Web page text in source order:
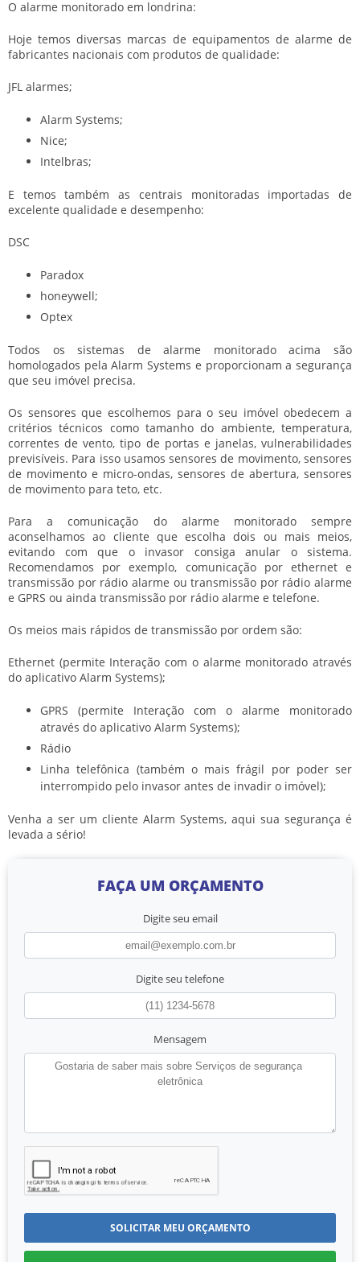
O alarme monitorado em londrina:
Hoje temos diversas marcas de equipamentos de alarme de
fabricantes nacionais com produtos de qualidade:
JFL alarmes;
Alarm Systems;
Nice;
Intelbras;
E temos também as centrais monitoradas importadas de
excelente qualidade e desempenho:
DSC
Paradox
honeywell;
Optex
Todos os sistemas de alarme monitorado acima são
homologados pela Alarm Systems e proporcionam a segurança
que seu imóvel precisa.
Os sensores que escolhemos para o seu imóvel obedecem a
critérios técnicos como tamanho do ambiente, temperatura,
correntes de vento, tipo de portas e janelas, vulnerabilidades
previsíveis. Para isso usamos sensores de movimento, sensores
de movimento e micro-ondas, sensores de abertura, sensores
de movimento para teto, etc.
Para a comunicação do alarme monitorado sempre
aconselhamos ao cliente que escolha dois ou mais meios,
evitando com que o invasor consiga anular o sistema.
Recomendamos por exemplo, comunicação por ethernet e
transmissão por rádio alarme ou transmissão por rádio alarme
e GPRS ou ainda transmissão por rádio alarme e telefone.
Os meios mais rápidos de transmissão por ordem são:
Ethernet (permite Interação com o alarme monitorado através
do aplicativo Alarm Systems);
GPRS (permite Interação com o alarme monitorado
através do aplicativo Alarm Systems);
Rádio
Linha telefônica (também o mais frágil por poder ser
interrompido pelo invasor antes de invadir o imóvel);
Venha a ser um cliente Alarm Systems, aqui sua segurança é
levada a sério!
FAÇA UM ORÇAMENTO
Digite seu email
Digite seu telefone
Mensagem
SOLICITAR MEU ORÇAMENTO